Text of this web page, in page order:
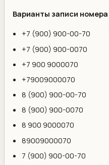
Варианты записи номера
+7 (900) 900-00-70
+7 (900) 900-0070
+7 900 9000070
+79009000070
8 (900) 900-00-70
8 (900) 900-0070
8 900 9000070
89009000070
7 (900) 900-00-70